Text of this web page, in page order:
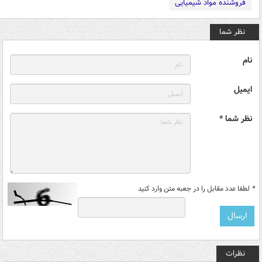
فروشنده مواد شیمیایی
نظر شما
نام
ایمیل
نظر شما *
* لطفا عدد مقابل را در جعبه متن وارد کنید
نظرات